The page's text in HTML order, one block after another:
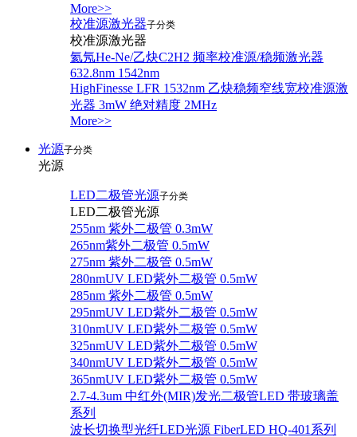
More>>
校准源激光器子分类
校准源激光器
氦氖He-Ne/乙炔C2H2 频率校准源/稳频激光器
632.8nm 1542nm
HighFinesse LFR 1532nm 乙炔稳频窄线宽校准源激
光器 3mW 绝对精度 2MHz
More>>
光源子分类
光源
LED二极管光源子分类
LED二极管光源
255nm 紫外二极管 0.3mW
265nm紫外二极管 0.5mW
275nm 紫外二极管 0.5mW
280nmUV LED紫外二极管 0.5mW
285nm 紫外二极管 0.5mW
295nmUV LED紫外二极管 0.5mW
310nmUV LED紫外二极管 0.5mW
325nmUV LED紫外二极管 0.5mW
340nmUV LED紫外二极管 0.5mW
365nmUV LED紫外二极管 0.5mW
2.7-4.3um 中红外(MIR)发光二极管LED 带玻璃盖
系列
波长切换型光纤LED光源 FiberLED HQ-401系列